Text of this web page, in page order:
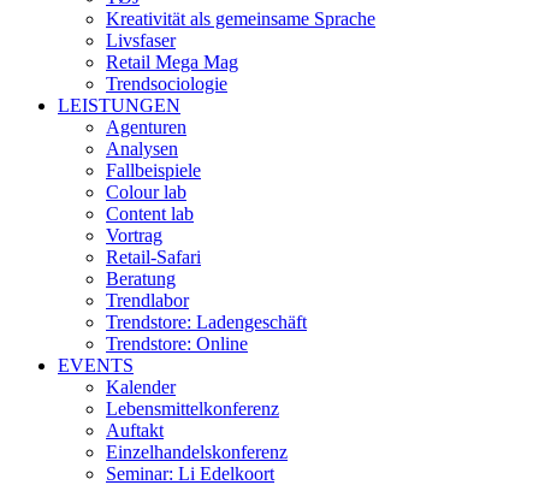
Kreativität als gemeinsame Sprache
Livsfaser
Retail Mega Mag
Trendsociologie
LEISTUNGEN
Agenturen
Analysen
Fallbeispiele
Colour lab
Content lab
Vortrag
Retail-Safari
Beratung
Trendlabor
Trendstore: Ladengeschäft
Trendstore: Online
EVENTS
Kalender
Lebensmittelkonferenz
Auftakt
Einzelhandelskonferenz
Seminar: Li Edelkoort